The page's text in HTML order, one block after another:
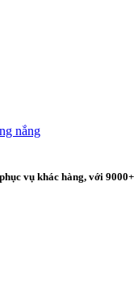
nắng
vụ khác hàng, với